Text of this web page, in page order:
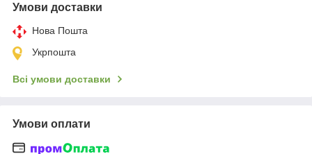
Умови доставки
Нова Пошта
Укрпошта
Всі умови доставки
Умови оплати